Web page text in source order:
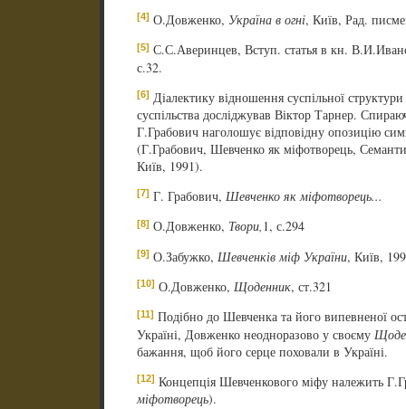
[4] О.Довженко, Україна в огні, Київ, Рад.
[5] С.С.Аверинцев, Вступ. статья в кн.
с.32.
[6] Діалектику відношення суспільної
суспільства досліджував Віктор Тарнер.
Г.Грабович наголошує відповідну опозицію
(Г.Грабович, Шевченко як міфотворець,
Київ, 1991).
[7] Г. Грабович, Шевченко як міфотворець...
[8] О.Довженко, Твори, 1, с.294
[9] О.Забужко, Шевченків міф України, Київ,
[10] О.Довженко, Щоденник, ст.321
[11] Подібно до Шевченка та його випевненої
Україні, Довженко неодноразово у своєму
бажання, щоб його серце поховали в Україні.
[12] Концепція Шевченкового міфу належить
міфотворець).